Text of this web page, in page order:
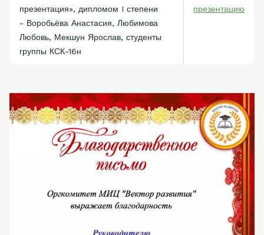
презентация», дипломом I степени
- Воробьёва Анастасия, Любимова
Любовь, Мекшун Ярослав, студенты
группы КСК-16н
презентацию